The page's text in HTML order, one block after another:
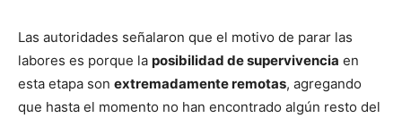
Las autoridades señalaron que el motivo de parar las
labores es porque la posibilidad de supervivencia en
esta etapa son extremadamente remotas, agregando
que hasta el momento no han encontrado algún resto del